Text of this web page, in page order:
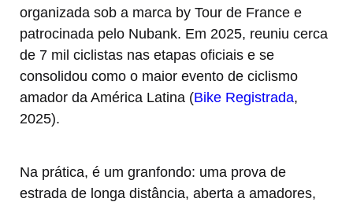
organizada sob a marca by Tour de France e
patrocinada pelo Nubank. Em 2025, reuniu cerca
de 7 mil ciclistas nas etapas oficiais e se
consolidou como o maior evento de ciclismo
amador da América Latina (Bike Registrada,
2025).
Na prática, é um granfondo: uma prova de
estrada de longa distância, aberta a amadores,